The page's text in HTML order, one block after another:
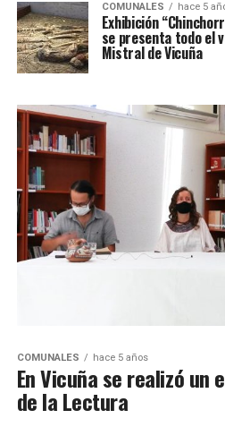
COMUNALES hace 5
Exhibición
se presenta todo el
Mistral de Vicuña
COMUNALES hace 5 años
En Vicuña se realizó un
de la Lectura